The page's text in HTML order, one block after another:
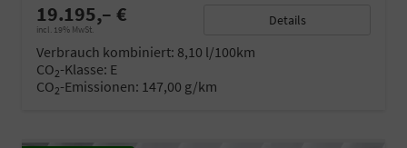
19.195,– €
incl. 19% MwSt.
Details
Verbrauch kombiniert: 8,10 l/100km
CO2-Klasse: E
CO2-Emissionen: 147,00 g/km